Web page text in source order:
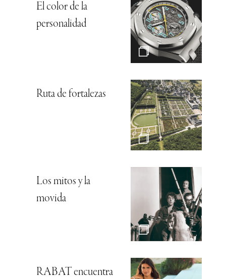
El color de la
personalidad
Ruta de fortalezas
Los mitos y la
movida
RABAT encuentra